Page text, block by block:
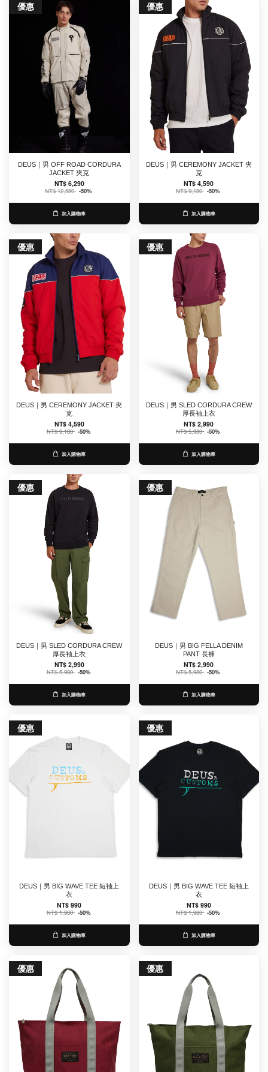
優惠
DEUS｜男 OFF ROAD CORDURA
JACKET 夾克
NT$ 6,290
NT$ 12,580 -50%
加入購物車
優惠
DEUS｜男 CEREMONY JACKET 夾
克
NT$ 4,590
NT$ 9,180 -50%
加入購物車
優惠
DEUS｜男 CEREMONY JACKET 夾
克
NT$ 4,590
NT$ 9,180 -50%
加入購物車
優惠
DEUS｜男 SLED CORDURA CREW
厚長袖上衣
NT$ 2,990
NT$ 5,980 -50%
加入購物車
優惠
DEUS｜男 SLED CORDURA CREW
厚長袖上衣
NT$ 2,990
NT$ 5,980 -50%
加入購物車
優惠
DEUS｜男 BIG FELLA DENIM
PANT 長褲
NT$ 2,990
NT$ 5,980 -50%
加入購物車
優惠
DEUS｜男 BIG WAVE TEE 短袖上
衣
NT$ 990
NT$ 1,980 -50%
加入購物車
優惠
DEUS｜男 BIG WAVE TEE 短袖上
衣
NT$ 990
NT$ 1,980 -50%
加入購物車
優惠 優惠